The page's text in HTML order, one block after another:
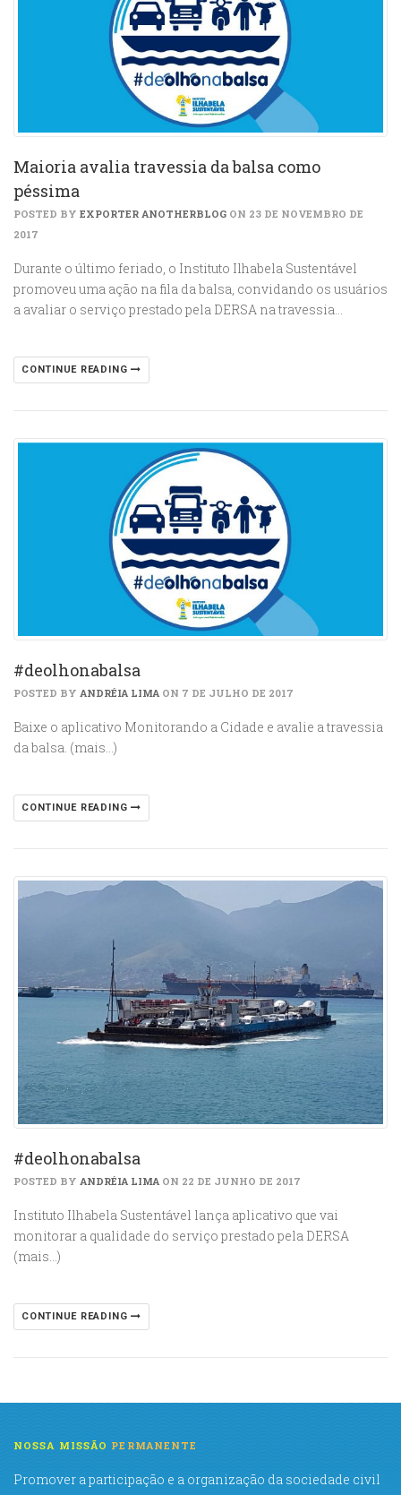
Maioria avalia travessia da balsa como
péssima
POSTED BY EXPORTER ANOTHERBLOG ON 23 DE NOVEMBRO DE
2017
Durante o último feriado, o Instituto Ilhabela Sustentável
promoveu uma ação na fila da balsa, convidando os usuários
a avaliar o serviço prestado pela DERSA na travessia…
CONTINUE READING
#deolhonabalsa
POSTED BY ANDRÉIA LIMA ON 7 DE JULHO DE 2017
Baixe o aplicativo Monitorando a Cidade e avalie a travessia
da balsa. (mais…)
CONTINUE READING
#deolhonabalsa
POSTED BY ANDRÉIA LIMA ON 22 DE JUNHO DE 2017
Instituto Ilhabela Sustentável lança aplicativo que vai
monitorar a qualidade do serviço prestado pela DERSA
(mais…)
CONTINUE READING
NOSSA MISSÃO PERMANENTE
Promover a participação e a organização da sociedade civil